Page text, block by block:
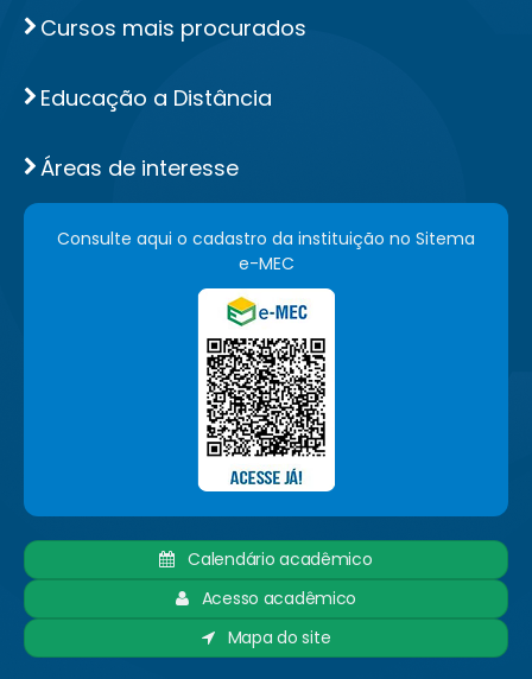
Cursos mais procurados
Educação a Distância
Áreas de interesse
Consulte aqui o cadastro da instituição no Sitema
e-MEC
Calendário acadêmico
Acesso acadêmico
Mapa do site